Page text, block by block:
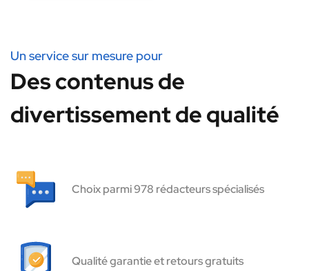
Un service sur mesure pour
Des contenus de
divertissement de qualité
Choix parmi 978 rédacteurs spécialisés
Qualité garantie et retours gratuits